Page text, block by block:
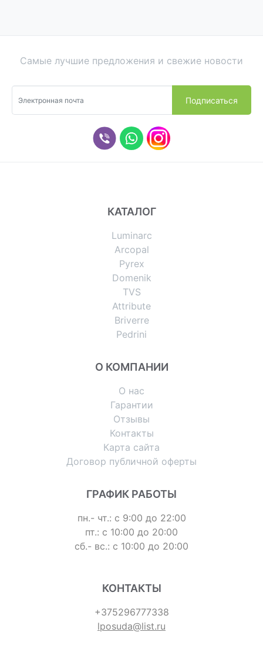
Самые лучшие предложения и свежие новости
КАТАЛОГ
Luminarc
Arcopal
Pyrex
Domenik
TVS
Attribute
Briverre
Pedrini
О КОМПАНИИ
О нас
Гарантии
Отзывы
Контакты
Карта сайта
Договор публичной оферты
ГРАФИК РАБОТЫ
пн.- чт.: с 9:00 до 22:00
пт.: с 10:00 до 20:00
сб.- вс.: с 10:00 до 20:00
КОНТАКТЫ
+375296777338
lposuda@list.ru